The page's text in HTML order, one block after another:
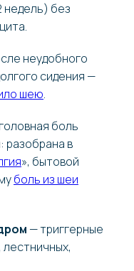
недель) без
неудобного
сидения —
шею.
боль
разобрана в
», бытовой
боль из шеи
— триггерные